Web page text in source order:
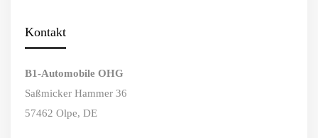
Kontakt
B1-Automobile OHG
Saßmicker Hammer 36
57462 Olpe, DE